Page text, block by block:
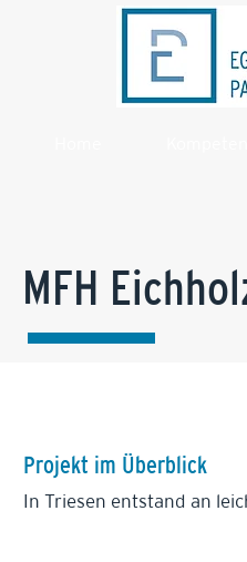
MFH
Projekt im Überblick
In Triesen entstand an